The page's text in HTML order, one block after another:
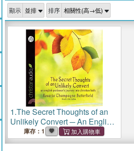
顯示 排序
1.The Secret Thoughts of an
Unlikely Convert ─ An English
Professor's Journey into
Christian Faith
庫存：1